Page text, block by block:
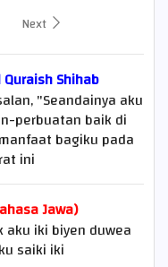
Next
Shihab
"Seandainya aku
perbuatan baik di
bagiku pada
ini
Jawa)
aku iki biyen duwea
saiki iki